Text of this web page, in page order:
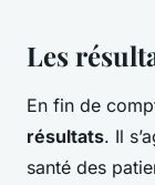
Les
En fin de
résultats. Il
santé des